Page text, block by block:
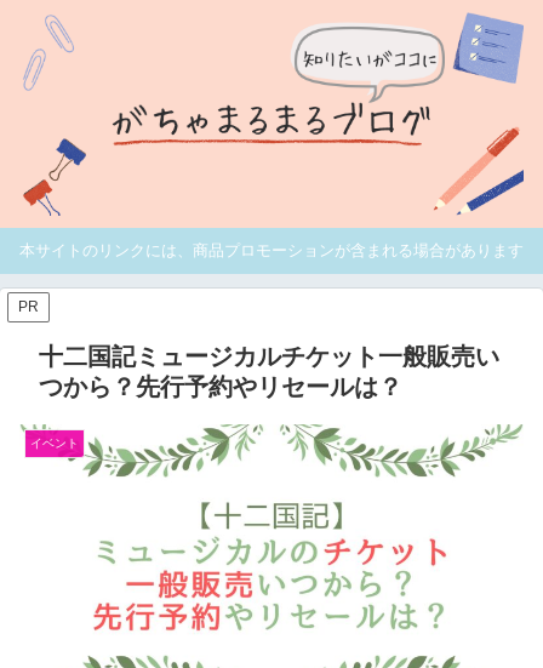
本サイトのリンクには、商品プロモーションが含まれる場合があります
PR
十二国記ミュージカルチケット一般販売い
つから？先行予約やリセールは？
イベント